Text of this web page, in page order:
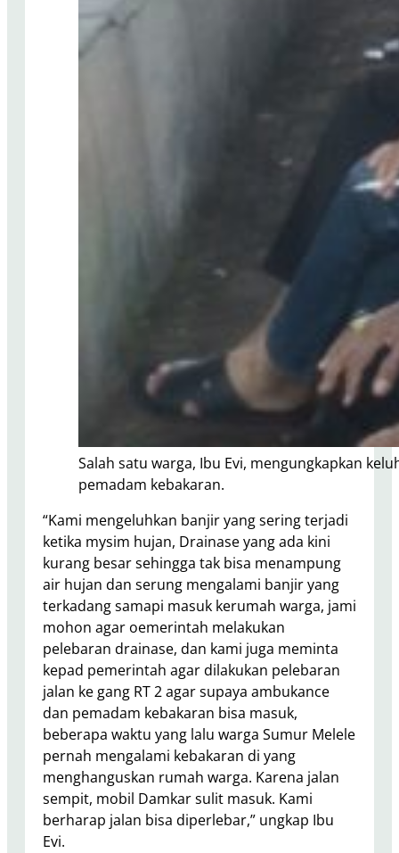
Salah satu warga, Ibu Evi, mengungkapkan
pemadam kebakaran.
“Kami mengeluhkan banjir yang sering terjadi
ketika mysim hujan, Drainase yang ada kini
kurang besar sehingga tak bisa menampung
air hujan dan serung mengalami banjir yang
terkadang samapi masuk kerumah warga, jami
mohon agar oemerintah melakukan
pelebaran drainase, dan kami juga meminta
kepad pemerintah agar dilakukan pelebaran
jalan ke gang RT 2 agar supaya ambukance
dan pemadam kebakaran bisa masuk,
beberapa waktu yang lalu warga Sumur Melele
pernah mengalami kebakaran di yang
menghanguskan rumah warga. Karena jalan
sempit, mobil Damkar sulit masuk. Kami
berharap jalan bisa diperlebar,” ungkap Ibu
Evi.